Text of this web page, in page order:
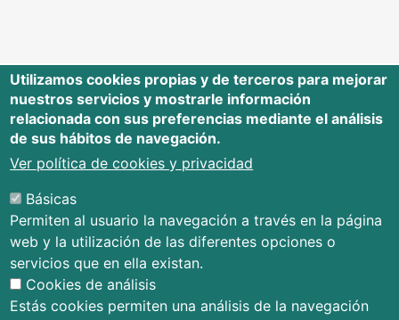
Editorial Universidad de Cantabria
Edificio Tres Torres, Torre C, planta –1
Avda. Los Castros s/n - 39005
Tfno.: 942 201 087 - 942 201 291
E-mail:publica@unican.es
Términos y condiciones
Mapa Web
Accesibilidad
Utilizamos cookies propias y de terceros para mejorar
nuestros servicios y mostrarle información
relacionada con sus preferencias mediante el análisis
de sus hábitos de navegación.
Ver política de cookies y privacidad
Básicas
Permiten al usuario la navegación a través en la página
web y la utilización de las diferentes opciones o
servicios que en ella existan.
Cookies de análisis
Estás cookies permiten una análisis de la navegación